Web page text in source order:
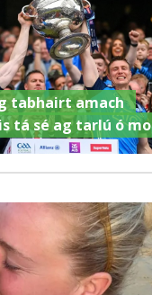
tabhairt amach
tá sé ag tarlú ó mo